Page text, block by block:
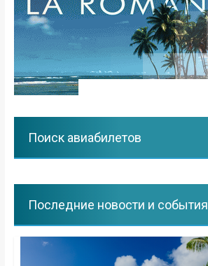
Поиск авиабилетов
Последние новости и события